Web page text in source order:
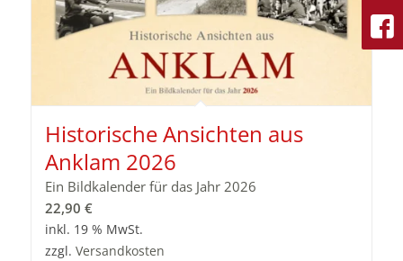
Historische Ansichten aus
Anklam 2026
Ein Bildkalender für das Jahr 2026
22,90 €
inkl. 19 % MwSt.
zzgl. Versandkosten